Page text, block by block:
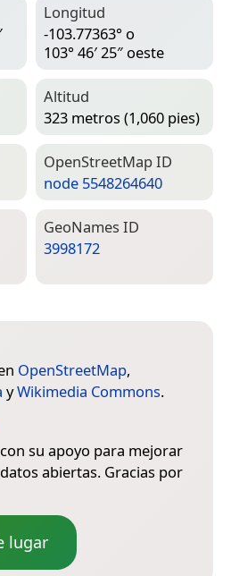
Longitud
-103.77363° o
103° 46′ 25″ oeste
Altitud
323 metros (1,060 pies)
Open­Street­Map ID
node 5548264640
Geo­Names ID
3998172
OpenStreetMap,
yWikimedia Commons.
su apoyo para mejorar
abiertas. Gracias por
lugar